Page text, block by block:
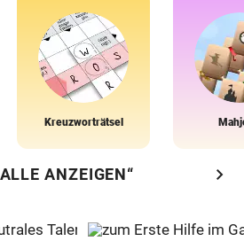
Kreuzworträtsel
ANZEIGEN“ chevron_right